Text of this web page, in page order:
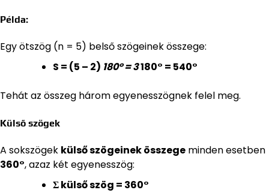
Példa:
Egy ötszög (n = 5) belső szögeinek összege:
S = (5 – 2) 180° = 3180° = 540°
Tehát az összeg három egyenesszögnek felel meg.
Külső szögek
A sokszögek külső szögeinek összege minden esetben
360°, azaz két egyenesszög:
Σ külső szög = 360°